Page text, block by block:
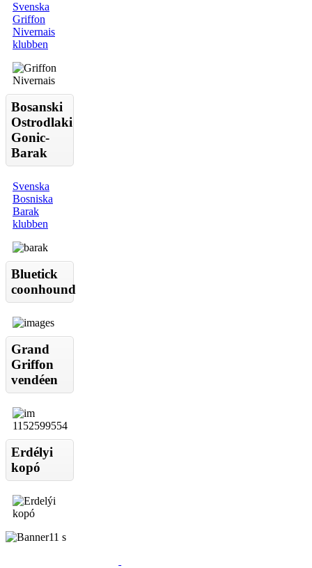
Svenska
Griffon
Nivernais
klubben
Bosanski
Ostrodlaki
Gonic-
Barak
Svenska
Bosniska
Barak
klubben
Bluetick
coonhound
Grand
Griffon
vendéen
Erdélyi
kopó